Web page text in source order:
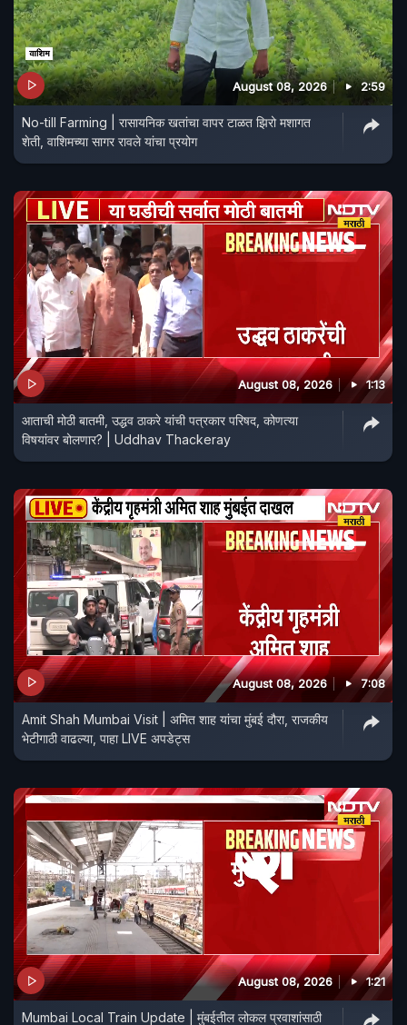
August 08, 2026 2:59
No-till Farming | रासायनिक खतांचा वापर टाळत झिरो मशागत
शेती, वाशिमच्या सागर रावले यांचा प्रयोग
August 08, 2026 1:13
आताची मोठी बातमी, उद्धव ठाकरे यांची पत्रकार परिषद, कोणत्या
विषयांवर बोलणार? | Uddhav Thackeray
August 08, 2026 7:08
Amit Shah Mumbai Visit | अमित शाह यांचा मुंबई दौरा, राजकीय
भेटीगाठी वाढल्या, पाहा LIVE अपडेट्स
August 08, 2026 1:21
Mumbai Local Train Update | मुंबईतील लोकल प्रवाशांसाठी